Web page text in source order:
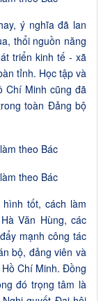
ý nghĩa đã lan
thổi nguồn năng
triển kinh tế - xã
tỉnh. Học tập và
Chí Minh cũng đã
toàn Đảng bộ
tốt, cách làm
Văn Hùng, các
mạnh công tác
bộ, đảng viên và
Chí Minh. Đồng
đó trọng tâm là